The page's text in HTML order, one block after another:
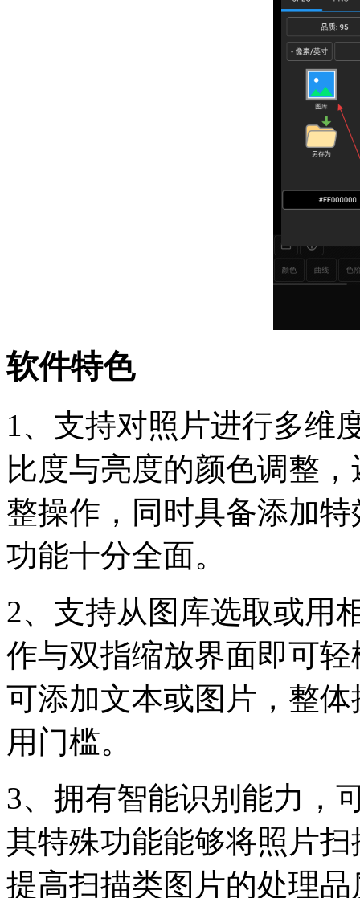
软件特色
1、支持对照片进行多维
比度与亮度的颜色调整
整操作，同时具备添加
功能十分全面。
2、支持从图库选取或用
作与双指缩放界面即可
可添加文本或图片，整
用门槛。
3、拥有智能识别能力，
其特殊功能能够将照片
提高扫描类图片的处理品